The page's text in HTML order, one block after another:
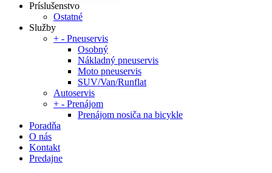
Príslušenstvo
Ostatné
Služby
+ - Pneuservis
Osobný
Nákladný pneuservis
Moto pneuservis
SUV/Van/Runflat
Autoservis
+ - Prenájom
Prenájom nosiča na bicykle
Poradňa
O nás
Kontakt
Predajne